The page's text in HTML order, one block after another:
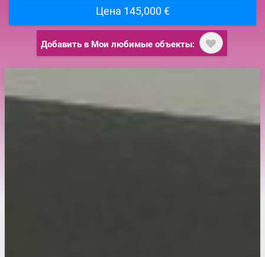
Цена 145,000 €
Добавить в Мои любимые объекты: